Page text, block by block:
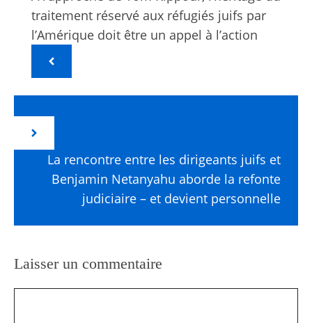
traitement réservé aux réfugiés juifs par
l’Amérique doit être un appel à l’action
La rencontre entre les dirigeants juifs et
Benjamin Netanyahu aborde la refonte
judiciaire – et devient personnelle
Laisser un commentaire